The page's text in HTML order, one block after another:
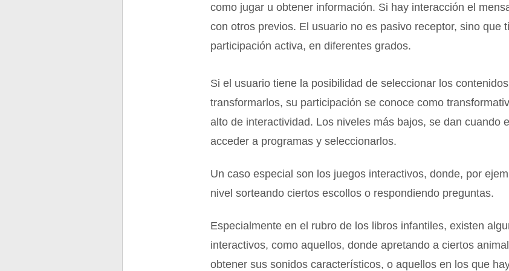
como jugar u obtener información. Si hay interacción el
con otros previos. El usuario no es pasivo receptor, sino que
participación activa, en diferentes grados.
Si el usuario tiene la posibilidad de seleccionar los
transformarlos, su participación se conoce como
alto de interactividad. Los niveles más bajos, se dan cuando
acceder a programas y seleccionarlos.
Un caso especial son los juegos interactivos, donde, por
nivel sorteando ciertos escollos o respondiendo preguntas.
Especialmente en el rubro de los libros infantiles, existen
interactivos, como aquellos, donde apretando a ciertos
obtener sus sonidos característicos, o aquellos en los que